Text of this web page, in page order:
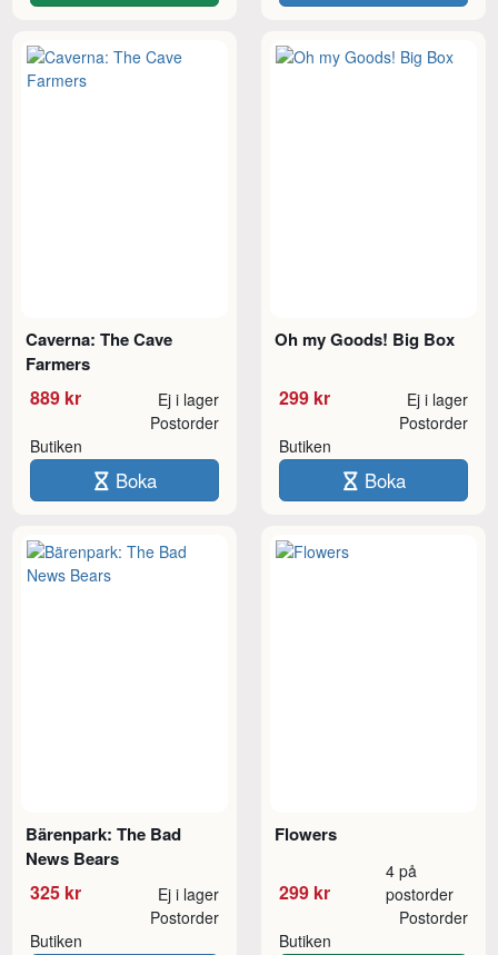
Caverna: The Cave
Farmers
889 kr Ej i lager
Butiken
Postorder
Boka
Oh my Goods! Big Box
299 kr Ej i lager
Butiken
Postorder
Boka
Bärenpark: The Bad
News Bears
325 kr Ej i lager
Butiken
Postorder
Flowers
299 kr
4 på
postorder
Butiken
Postorder